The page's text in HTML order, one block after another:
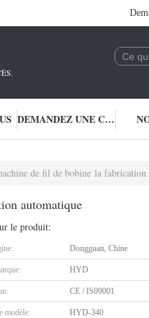
DEMANDEZ UNE CITATION
de fil de bobine la fabrication
automatique
le produit:
Dongguan, Chine
HYD
CE / IS09001
modèle: HYD-340